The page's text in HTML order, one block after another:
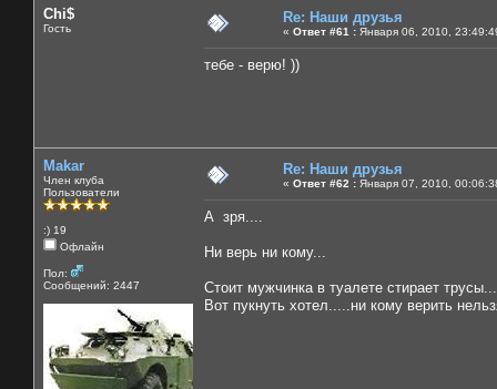
Chi$
Гость
Re: Наши друзья
« Ответ #61 : Января 06, 2010,
тебе - верю! ))
Makar
Член клуба
Пользователи
:) 19
Офлайн
Пол:
Сообщений: 2447
Re: Наши друзья
« Ответ #62 : Января 07, 2010,
А зря....
Ни верь ни кому...
Стоит мужчинка в туалете стирает трусы...
Вот пукнуть хотел.....ни кому верить